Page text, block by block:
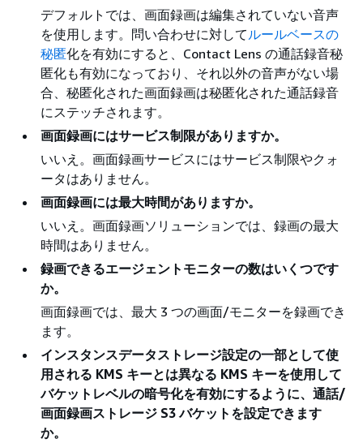
デフォルトでは、画面録画は編集されていない音声
を使用します。問い合わせに対してルールベースの
秘匿化を有効にすると、Contact Lens の通話録音秘
匿化も有効になっており、それ以外の音声がない場
合、秘匿化された画面録画は秘匿化された通話録音
にステッチされます。
画面録画にはサービス制限がありますか。
いいえ。画面録画サービスにはサービス制限やクォ
ータはありません。
画面録画には最大時間がありますか。
いいえ。画面録画ソリューションでは、録画の最大
時間はありません。
録画できるエージェントモニターの数はいくつです
か。
画面録画では、最大 3 つの画面/モニターを録画でき
ます。
インスタンスデータストレージ設定の一部として使
用される KMS キーとは異なる KMS キーを使用して
バケットレベルの暗号化を有効にするように、通話/
画面録画ストレージ S3 バケットを設定できます
か。